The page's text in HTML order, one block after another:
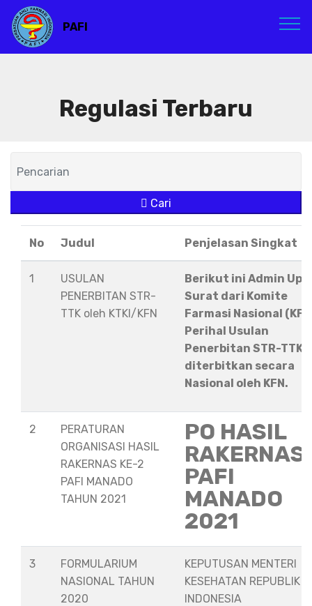
PAFI
Regulasi Terbaru
Cari
No Judul Penjelasan Singkat
1
USULAN
PENERBITAN STR-
TTK oleh KTKI/KFN
Berikut ini Admin
Surat dari Komite
Farmasi Nasional
Perihal Usulan
Penerbitan STR-TTK
diterbitkan secara
Nasional oleh KFN.
2
PERATURAN
ORGANISASI HASIL
RAKERNAS KE-2
PAFI MANADO
TAHUN 2021
PO HASIL
RAKERNAS
PAFI
MANADO
2021
3
FORMULARIUM
NASIONAL TAHUN
2020
KEPUTUSAN MENTERI
KESEHATAN REPUBLIK
INDONESIA